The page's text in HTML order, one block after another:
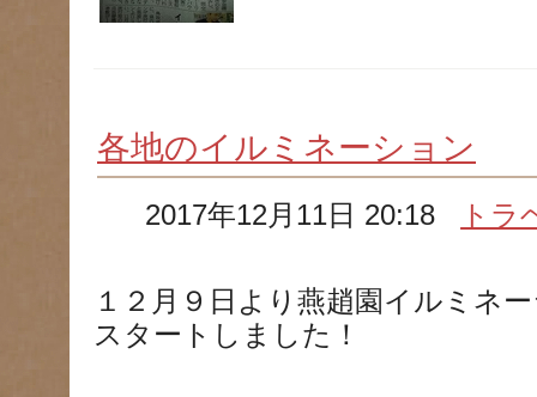
各地のイルミネーション
2017年12月11日 20:18 トラ
１２月９日より燕趙園イルミネ
スタートしました！